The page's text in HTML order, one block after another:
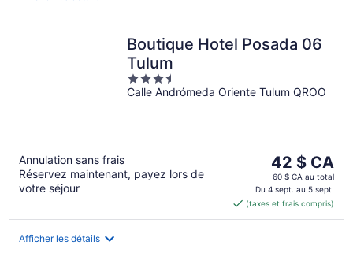
Boutique Hotel Posada 06
Tulum
3.5
out
Calle Andrómeda Oriente Tulum QROO
Annulation sans frais
Réservez maintenant, payez lors de
votre séjour
Le
prix
est
de 42 $ CA
par
42 $ CA
60 $ CA au total
Du 4 sept. au 5 sept.
(taxes et frais compris)
Afficher les détails